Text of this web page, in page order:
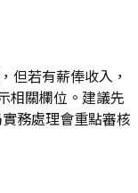
但若有薪俸收入，
相關欄位。建議先
務處理會重點審核